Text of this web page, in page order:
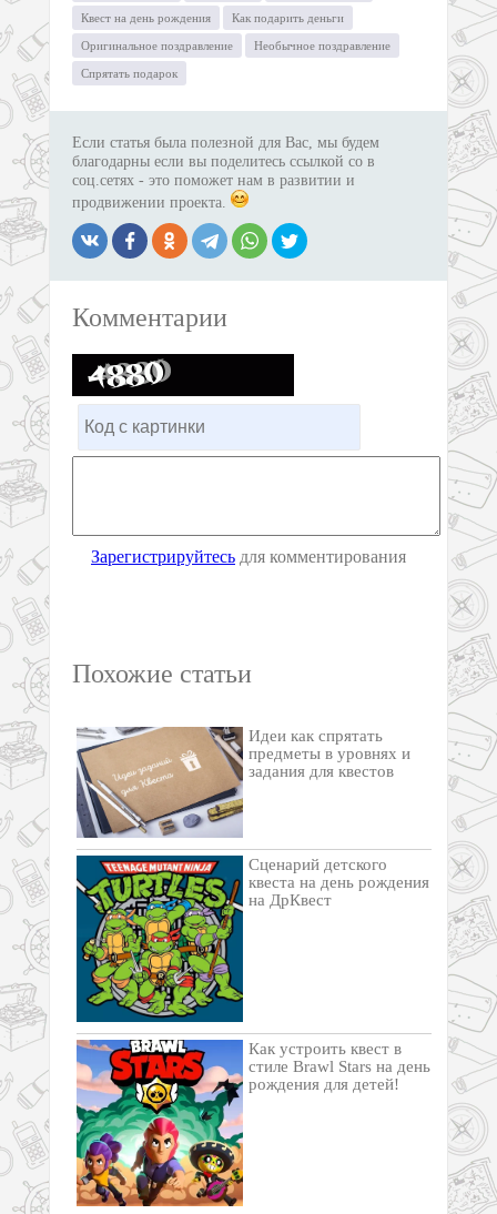
Квест на день рождения Как подарить деньги
Оригинальное поздравление Необычное поздравление
Спрятать подарок
Если статья была полезной для Вас, мы будем
благодарны если вы поделитесь ссылкой со в
соц.сетях - это поможет нам в развитии и
продвижении проекта.
Комментарии
Зарегистрируйтесь для комментирования
Похожие статьи
Идеи как спрятать
предметы в уровнях и
задания для квестов
Сценарий детского
квеста на день рождения
на ДрКвест
Как устроить квест в
стиле Brawl Stars на день
рождения для детей!